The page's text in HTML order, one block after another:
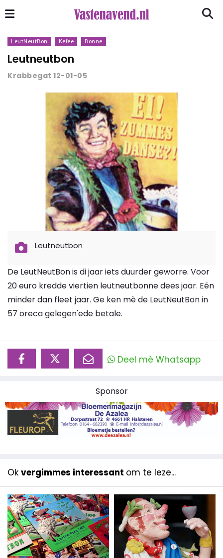
LeutNeutBon Kefee Bonne
Leutneutbon
Krabbegat 12-01-05
Leutneutbon
De LeutNeutBon is di jaar iets duurder geworre. Voor
20 euro kredde viertien leutneutbonne dees jaar. Eén
minder dan fleet jaar. Ge ken mè de LeutNeutBon in
57 oreca gelegen'ede betale.
Deel mè Whatsapp
Sponsor
Ok vergimmes interessant om te leze...